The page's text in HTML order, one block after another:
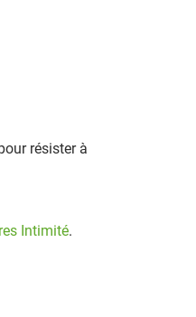
résister à
Intimité.